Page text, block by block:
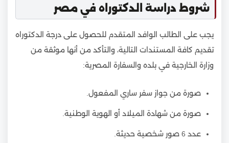
شروط دراسة الدكتوراه في مصر
يجب على الطالب الوافد المتقدم للحصول على درجة الدكتوراه
تقديم كافة المستندات التالية، والتأكد من أنها موثقة من
وزارة الخارجية في بلده والسفارة المصرية:
صورة من جواز سفر ساري المفعول.
صورة من شهادة الميلاد أو الهوية الوطنية.
عدد 6 صور شخصية حديثة.